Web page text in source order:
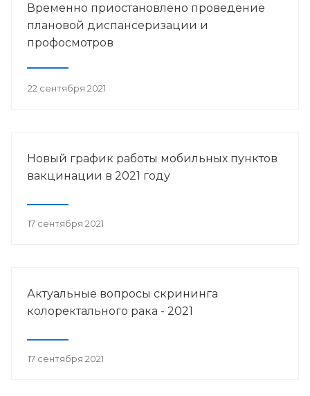
Временно приостановлено проведение
плановой диспансеризации и
профосмотров
22 сентября 2021
Новый график работы мобильных пунктов
вакцинации в 2021 году
17 сентября 2021
Актуальные вопросы скрининга
колоректального рака - 2021
17 сентября 2021